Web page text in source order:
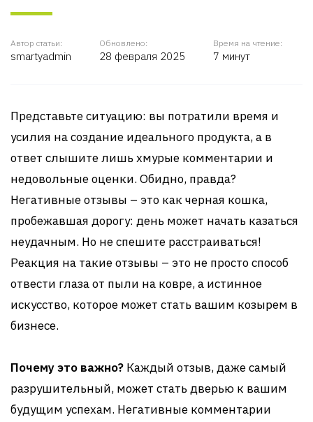
Автор статьи:
smartyadmin
Обновлено:
28 февраля 2025
Время на чтение:
7 минут
Представьте ситуацию: вы потратили время и
усилия на создание идеального продукта, а в
ответ слышите лишь хмурые комментарии и
недовольные оценки. Обидно, правда?
Негативные отзывы – это как черная кошка,
пробежавшая дорогу: день может начать казаться
неудачным. Но не спешите расстраиваться!
Реакция на такие отзывы – это не просто способ
отвести глаза от пыли на ковре, а истинное
искусство, которое может стать вашим козырем в
бизнесе.
Почему это важно? Каждый отзыв, даже самый
разрушительный, может стать дверью к вашим
будущим успехам. Негативные комментарии